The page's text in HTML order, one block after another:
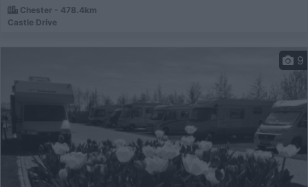
Chester - 478.4km
Castle Drive
9